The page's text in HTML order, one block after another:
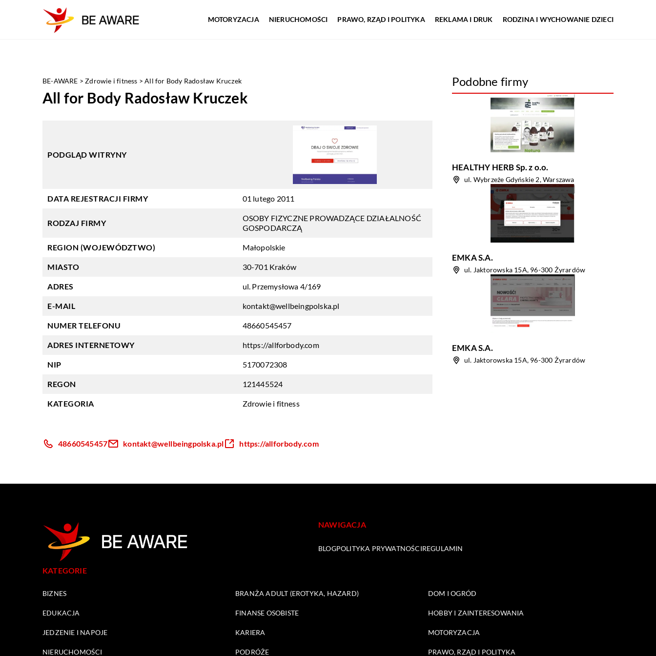
MOTORYZACJA NIERUCHOMOŚCI PRAWO, RZĄD I POLITYKA REKLAMA I DRUK RODZINA I WYCHOWANIE DZIECI
BE-AWARE >Zdrowie i fitness >All for Body Radosław Kruczek
All for Body Radosław Kruczek
PODGLĄD WITRYNY
DATA REJESTRACJI FIRMY 01 lutego 2011
RODZAJ FIRMY
OSOBY FIZYCZNE PROWADZĄCE DZIAŁALNOŚĆ
GOSPODARCZĄ
REGION (WOJEWÓDZTWO) Małopolskie
MIASTO 30-701 Kraków
ADRES ul. Przemysłowa 4/169
E-MAIL kontakt@wellbeingpolska.pl
NUMER TELEFONU 48660545457
ADRES INTERNETOWY https://allforbody.com
NIP 5170072308
REGON 121445524
KATEGORIA Zdrowie i fitness
Podobne firmy
HEALTHY HERB Sp. z o.o.
ul. Wybrzeże Gdyńskie 2, Warszawa
EMKA S.A.
ul. Jaktorowska 15A, 96-300 Żyrardów
EMKA S.A.
ul. Jaktorowska 15A, 96-300 Żyrardów
48660545457 kontakt@wellbeingpolska.pl https://allforbody.com
NAWIGACJA
BLOGPOLITYKA PRYWATNOŚCIREGULAMIN
KATEGORIE
BIZNES BRANŻA ADULT (EROTYKA, HAZARD) DOM I OGRÓD
EDUKACJA FINANSE OSOBISTE HOBBY I ZAINTERESOWANIA
JEDZENIE I NAPOJE KARIERA MOTORYZACJA
NIERUCHOMOŚCI PODRÓŻE PRAWO, RZĄD I POLITYKA